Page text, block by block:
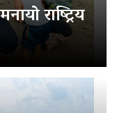
राष्ट्रिय